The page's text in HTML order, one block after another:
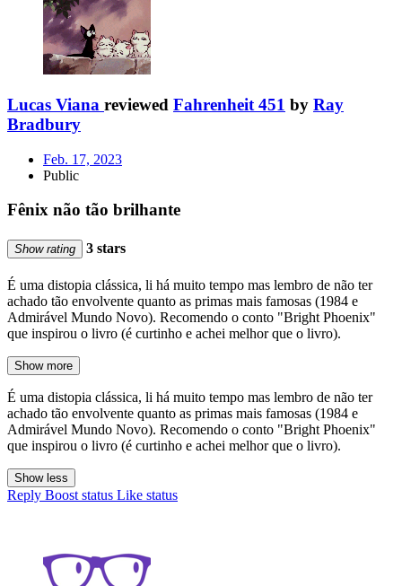
Lucas Viana reviewed Fahrenheit 451 by Ray
Bradbury
Feb. 17, 2023
Public
Fênix não tão brilhante
Show rating 3 stars
É uma distopia clássica, li há muito tempo mas lembro de não ter
achado tão envolvente quanto as primas mais famosas (1984 e
Admirável Mundo Novo). Recomendo o conto "Bright Phoenix"
que inspirou o livro (é curtinho e achei melhor que o livro).
Show more
É uma distopia clássica, li há muito tempo mas lembro de não ter
achado tão envolvente quanto as primas mais famosas (1984 e
Admirável Mundo Novo). Recomendo o conto "Bright Phoenix"
que inspirou o livro (é curtinho e achei melhor que o livro).
Show less
Reply Boost status Like status